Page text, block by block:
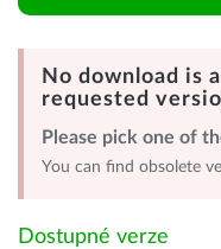
No download is
requested
Please pick one of
You can find obsolete
Dostupné verze